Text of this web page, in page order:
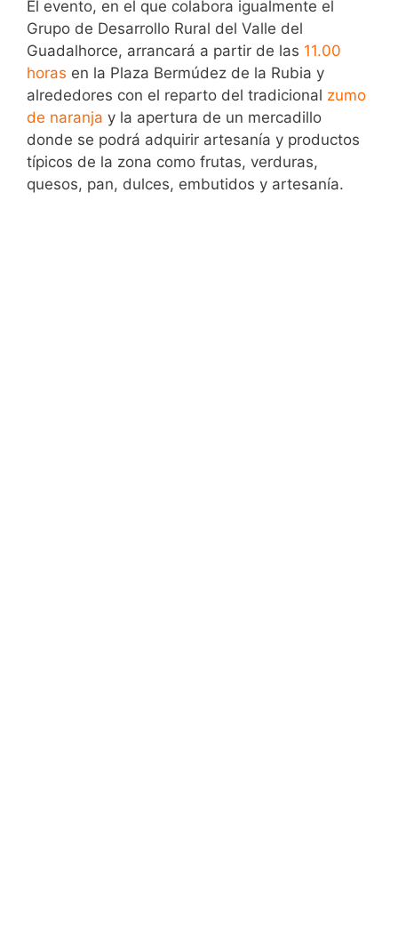
El evento, en el que colabora igualmente el
Grupo de Desarrollo Rural del Valle del
Guadalhorce, arrancará a partir de las 11.00
horas en la Plaza Bermúdez de la Rubia y
alrededores con el reparto del tradicional zumo
de naranja y la apertura de un mercadillo
donde se podrá adquirir artesanía y productos
típicos de la zona como frutas, verduras,
quesos, pan, dulces, embutidos y artesanía.